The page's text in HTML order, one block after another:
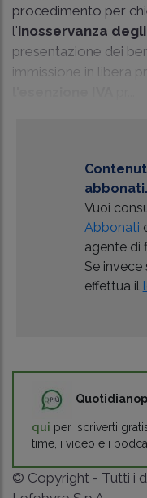
procedimento per
l'inosservanza
presentazione dei
immissione in libera
abbonati.
Vuoi
Abbonati
agente di
Se invece
effettua il
qui per iscriverti
time, i video e i
© Copyright - Tutti i